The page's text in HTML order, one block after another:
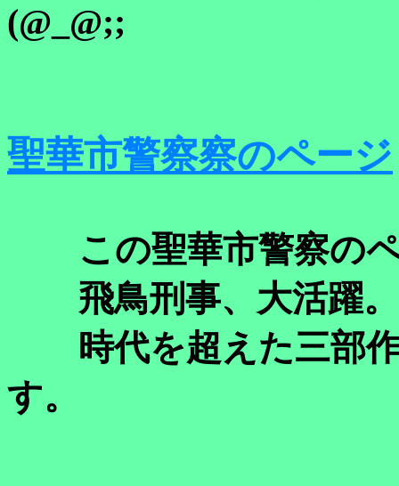
(@_@;;
聖華市警察察のページ
この聖華市警察のペ
飛鳥刑事、大活躍。
時代を超えた三部作
す。